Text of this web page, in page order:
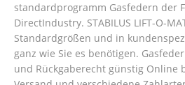
standardprogramm Gasfedern der
DirectIndustry. STABILUS LIFT-O-
Standardgrößen und in
ganz wie Sie es benötigen.
und Rückgaberecht günstig Online